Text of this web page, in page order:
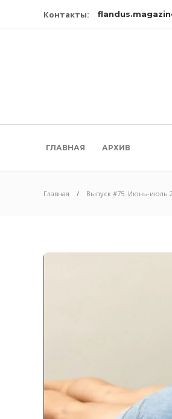
Контакты:
ГЛАВНАЯ АРХИВ
Главная Выпуск #75. Июнь-июль